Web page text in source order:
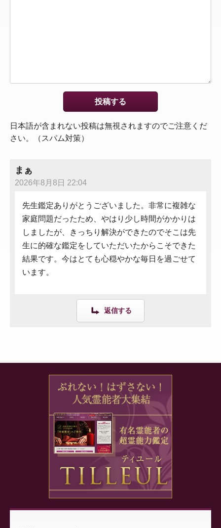
日本語が含まれない投稿は無視されますのでご注意くだ
さい。（スパム対策）
まぁ
2026年8月8日 22:04
先生鑑定ありがとうございました。非常に複雑な
家庭問題だったため、やはり少し時間がかかりは
しましたが、きっちり解決ができたのでそこは先
生に的確な鑑定をしていただいたからこそできた
結果です。今はとても心穏やかな毎日を過ごせて
います。
返信する